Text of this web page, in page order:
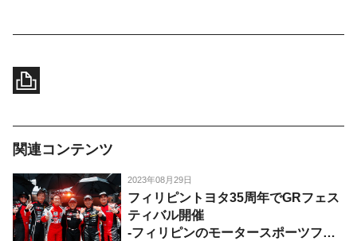
関連コンテンツ
2023年08月29日
フィリピントヨタ35周年でGRフェス
ティバル開催
-フィリピンのモータースポーツファ